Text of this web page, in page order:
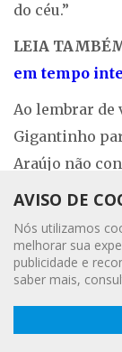
do céu.”
LEIA
em tempo
Ao lembrar de
Gigantinho
Araújo não
ficou
esquecerá,
página da
AVISO DE
Nós utilizamos
melhorar sua
publicidade e
saber mais,